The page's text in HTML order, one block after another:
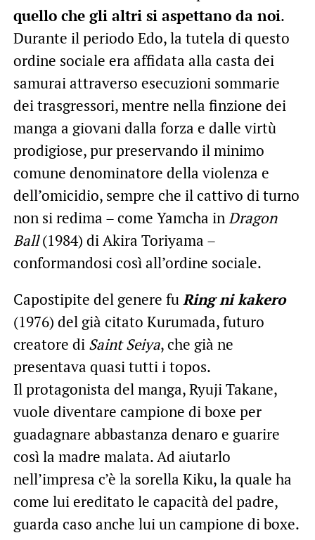
quello che gli altri si aspettano da noi.
Durante il periodo Edo, la tutela di questo
ordine sociale era affidata alla casta dei
samurai attraverso esecuzioni sommarie
dei trasgressori, mentre nella finzione dei
manga a giovani dalla forza e dalle virtù
prodigiose, pur preservando il minimo
comune denominatore della violenza e
dell’omicidio, sempre che il cattivo di turno
non si redima – come Yamcha inDragon
Ball(1984) di Akira Toriyama –
conformandosi così all’ordine sociale.
Capostipite del genere fuRing ni kakero
(1976) del già citato Kurumada, futuro
creatore di Saint Seiya, che già ne
presentava quasi tutti i topos.
Il protagonista del manga, Ryuji Takane,
vuole diventare campione di boxe per
guadagnare abbastanza denaro e guarire
così la madre malata. Ad aiutarlo
nell’impresa c’è la sorella Kiku, la quale ha
come lui ereditato le capacità del padre,
guarda caso anche lui un campione di boxe.